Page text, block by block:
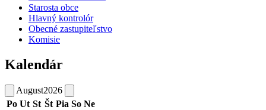
Starosta obce
Hlavný kontrolór
Obecné zastupiteľstvo
Komisie
Kalendár
August2026
Po Ut St Št Pia So Ne